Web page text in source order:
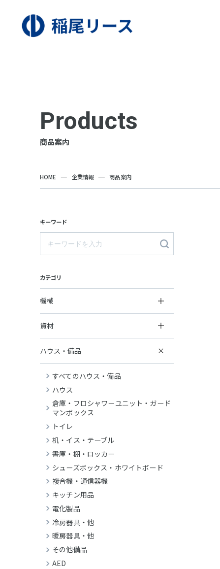
Products
商品案内
HOME 企業情報 商品案内
キーワード
カテゴリ
機械
資材
ハウス・備品
すべてのハウス・備品
ハウス
倉庫・フロシャワーユニット・ガード
マンボックス
トイレ
机・イス・テーブル
書庫・棚・ロッカー
シューズボックス・ホワイトボード
複合機・通信器機
キッチン用品
電化製品
冷房器具・他
暖房器具・他
その他備品
AED